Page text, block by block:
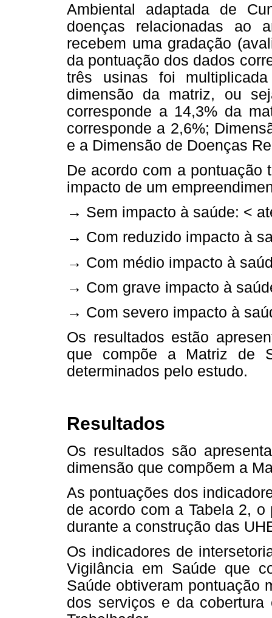
Ambiental adaptada de
doenças relacionadas ao
recebem uma gradação
da pontuação dos dados
três usinas foi
dimensão da matriz, ou
corresponde a 14,3% da
corresponde a 2,6%;
e a Dimensão de Doenças
De acordo com a pontuação
impacto de um
→ Sem impacto à saúde: <
→ Com reduzido impacto à
→ Com médio impacto à
→ Com grave impacto à
→ Com severo impacto à
Os resultados estão
que compõe a Matriz de
determinados pelo estudo.
Resultados
Os resultados são
dimensão que compõem a
As pontuações dos
de acordo com a Tabela 2,
durante a construção das
Os indicadores de
Vigilância em Saúde que
Saúde obtiveram pontuação
dos serviços e da